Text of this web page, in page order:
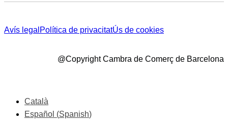
Avís legal Política de privacitatÚs de cookies
@Copyright Cambra de Comerç de Barcelona
Català
Español (Spanish)